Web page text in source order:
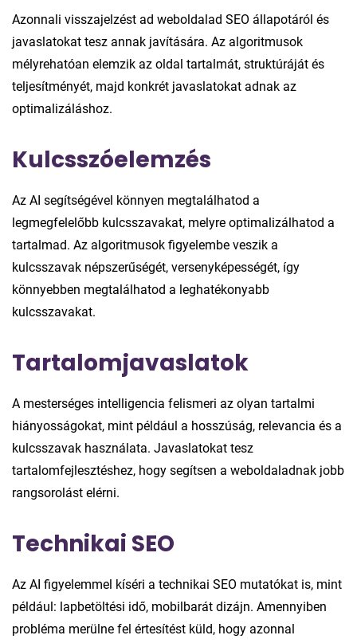
Azonnali visszajelzést ad weboldalad SEO állapotáról és
javaslatokat tesz annak javítására. Az algoritmusok
mélyrehatóan elemzik az oldal tartalmát, struktúráját és
teljesítményét, majd konkrét javaslatokat adnak az
optimalizáláshoz.
Kulcsszóelemzés
Az AI segítségével könnyen megtalálhatod a
legmegfelelőbb kulcsszavakat, melyre optimalizálhatod a
tartalmad. Az algoritmusok figyelembe veszik a
kulcsszavak népszerűségét, versenyképességét, így
könnyebben megtalálhatod a leghatékonyabb
kulcsszavakat.
Tartalomjavaslatok
A mesterséges intelligencia felismeri az olyan tartalmi
hiányosságokat, mint például a hosszúság, relevancia és a
kulcsszavak használata. Javaslatokat tesz
tartalomfejlesztéshez, hogy segítsen a weboldaladnak jobb
rangsorolást elérni.
Technikai SEO
Az AI figyelemmel kíséri a technikai SEO mutatókat is, mint
például: lapbetöltési idő, mobilbarát dizájn. Amennyiben
probléma merülne fel értesítést küld, hogy azonnal